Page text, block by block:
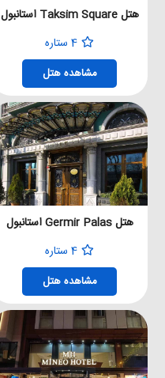
هتل Taksim Square استانبول
4 ستاره
مشاهده هتل
هتل Germir Palas استانبول
4 ستاره
مشاهده هتل